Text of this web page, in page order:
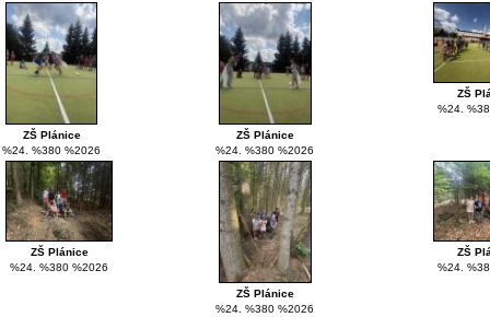
ZŠ Plánice
%24. %380 %2026
ZŠ Plánice
%24. %380 %2026
ZŠ
%24.
ZŠ Plánice
%24. %380 %2026
ZŠ Plánice
%24. %380 %2026
ZŠ
%24.